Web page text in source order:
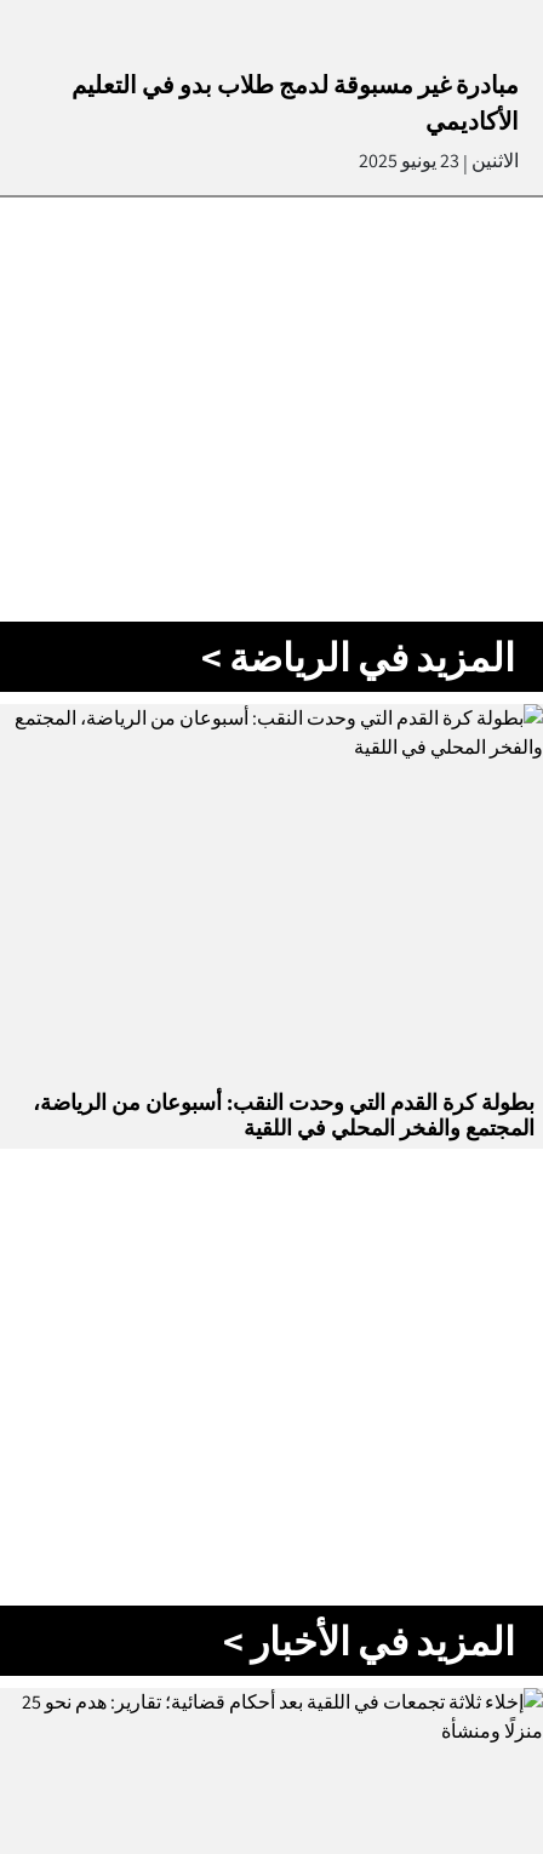
مبادرة غير مسبوقة لدمج طلاب بدو في التعليم
الأكاديمي
الاثنين | 23 يونيو 2025
المزيد في الرياضة >
بطولة كرة القدم التي وحدت النقب: أسبوعان من الرياضة،
المجتمع والفخر المحلي في اللقية
المزيد في الأخبار >